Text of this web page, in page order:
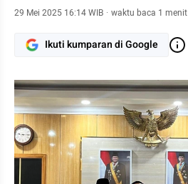
29 Mei 2025 16:14 WIB · waktu baca 1 menit
Ikuti kumparan di Google